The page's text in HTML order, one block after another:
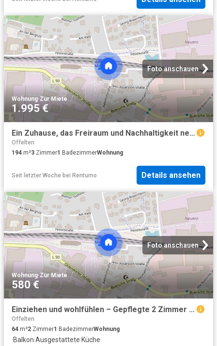
Foto anschauen
Wohnung·Zur Miete
1.995 €
Ein Zuhause, das Freiraum und Nachhaltigkeit neu definiert!
Offelten
194 m²3 Zimmer1 BadezimmerWohnung
Seit letzter Woche bei Rentumo Details ansehen
Foto anschauen
Wohnung·Zur Miete
580 €
Einziehen und wohlfühlen – Gepflegte 2 Zimmer Wohnung mit Einbauküche
Offelten
64 m²2 Zimmer1 BadezimmerWohnung
·Balkon·Ausgestattete Küche